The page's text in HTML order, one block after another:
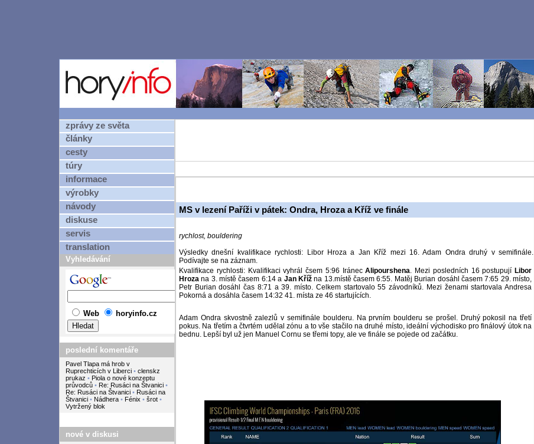
zprávy ze světa
články
cesty
túry
informace
výrobky
návody
diskuse
servis
translation
Vyhledávání
Web horyinfo.cz
poslední komentáře
Pavel Tlapa má hrob v
Ruprechticích v Liberci • clenskz
prukaz • Piola o nové konzeptu
průvodců • Re: Rusáci na Štvanici •
Re: Rusáci na Štvanici • Rusáci na
Štvanici • Nádhera • Fénix • šrot •
Vytržený blok
nové v diskusi
MS v lezení Paříži v pátek: Ondra, Hroza a Kříž ve finále
rychlost, bouldering
Výsledky dnešní kvalifikace rychlosti: Libor Hroza a Jan Kříž mezi 16. Adam Ondra druhý v semifinále.
Podívajte se na záznam.
Kvalifikace rychlosti: Kvalifikaci vyhrál čsem 5:96 IránecAlipourshena. Mezi posledních 16 postupují Libor
Hroza na 3. místě časem 6:14 a Jan Křížna 13.místě časem 6:55. Matěj Burian dosáhl časem 7:65 29. místo,
Petr Burian dosáhl čas 8:71 a 39. místo. Celkem startovalo 55 závodníků. Mezi ženami startovala Andresa
Pokorná a dosáhla časem 14:32 41. místa ze 46 startujících.
Adam Ondra skvostně zalezlů v semifinále boulderu. Na prvním boulderu se prošel. Druhý pokosil na třetí
pokus. Na třetím a čtvrtém udělal zónu a to vše stačilo na druhé místo, ideální východisko pro finálový útok na
bednu. Lepší byl už jen Manuel Cornu se třemi topy, ale ve finále se pojede od začátku.